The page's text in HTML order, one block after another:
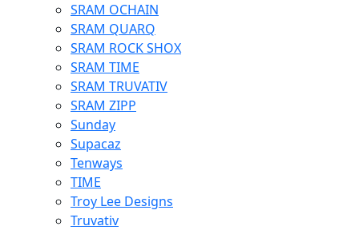
SRAM OCHAIN
SRAM QUARQ
SRAM ROCK SHOX
SRAM TIME
SRAM TRUVATIV
SRAM ZIPP
Sunday
Supacaz
Tenways
TIME
Troy Lee Designs
Truvativ